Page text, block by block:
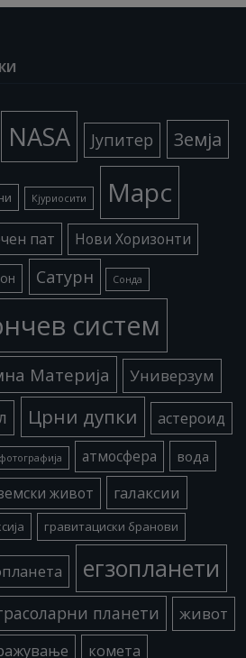
NASA Јупитер Земја
Кјуриосити Марс
пат Нови Хоризонти
Сатурн Сонда
систем
Материја Универзум
Црни дупки астероид
атмосфера вода
живот галаксии
гравитациски бранови
егзопланети
планети живот
комета